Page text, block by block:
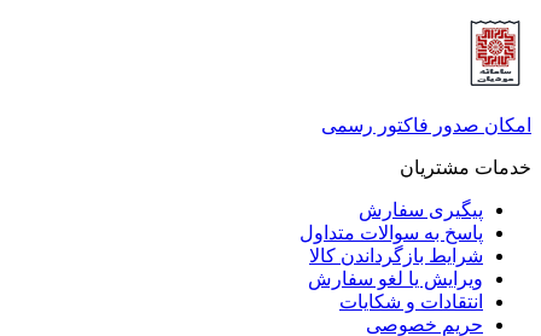
امکان صدور فاکتور رسمی
خدمات مشتریان
پیگیری سفارش
پاسخ به سوالات متداول
شرایط بازگرداندن کالا
ویرایش یا لغو سفارش
انتقادات و شکایات
حریم خصوصی